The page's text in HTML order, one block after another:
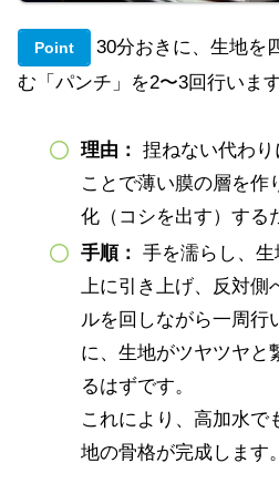
Point
30分おきに、生地を
む「パンチ」を2〜3回行います
理由 ： 捏ねない代わ
ことで薄い膜の層を作
化（コシを出す）する
手順： 手を濡らし、
上に引き上げ、反対側
ルを回しながら一周行
に、生地がツヤツヤと
るはずです。
これにより、高加水で
地の骨格が完成します。